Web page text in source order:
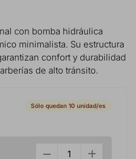
con bomba hidráulica
minimalista. Su estructura
confort y durabilidad
de alto tránsito.
Sólo quedan 10 unidad/es